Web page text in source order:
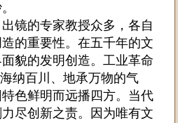
镜的专家教授众多，各自
的重要性。在五千年的文
貌的发明创造。工业革命
纳百川、地承万物的气
色鲜明而远播四方。当代
尽创新之责。因为唯有文